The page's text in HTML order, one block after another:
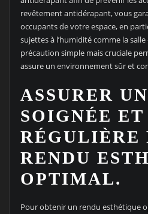
revêtement antidérapant, vous
occupants de votre espace, en
sujettes à l’humidité comme la
précaution simple mais cruciale
assure un environnement sûr et
ASSURER
SOIGNÉE ET
RÉGULIÈRE
RENDU
OPTIMAL.
Pour obtenir un rendu esthétique